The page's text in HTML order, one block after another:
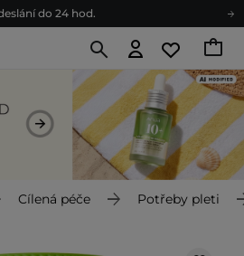
Darkové karty
balení
Program
do 24 hod.
Darkové karty
Cílená péče Potřeby pleti